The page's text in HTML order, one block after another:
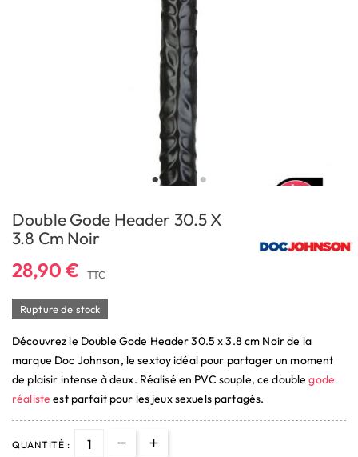
Double Gode Header 30.5 X
3.8 Cm Noir
28,90 € TTC
Rupture de stock
Découvrez le Double Gode Header 30.5 x 3.8 cm Noir de la
marque Doc Johnson, le sextoy idéal pour partager un moment
de plaisir intense à deux. Réalisé en PVC souple, ce doublegode
réaliste est parfait pour les jeux sexuels partagés.
QUANTITÉ :